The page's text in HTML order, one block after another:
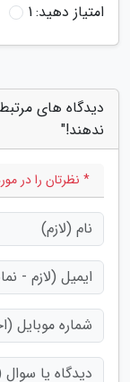
امتیاز دهید:1
دیدگاه های
ندهند!"
* نظرتان را در